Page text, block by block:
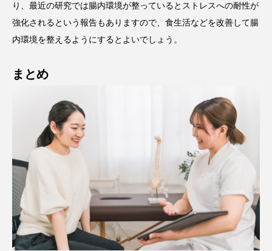
り、最近の研究では腸内環境が整っているとストレスへの耐性が
強化されるという報告もありますので、食生活などを改善して腸
内環境を整えるようにするとよいでしょう。
まとめ